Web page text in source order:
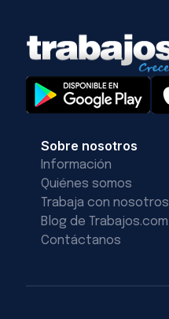
Sobre nosotros
Información
Quiénes somos
Trabaja con nosotros
Blog de Trabajos.com
Contáctanos